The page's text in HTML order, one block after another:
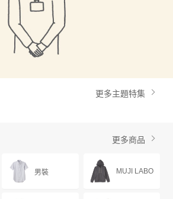
更多主題特集
更多商品
男裝 MUJI LABO